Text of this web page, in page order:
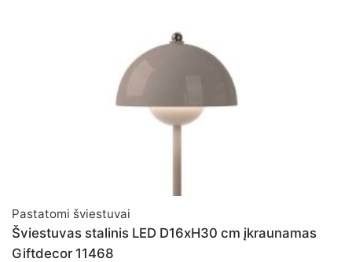
Pastatomi šviestuvai
Šviestuvas stalinis LED D16xH30 cm įkraunamas
Giftdecor 11468